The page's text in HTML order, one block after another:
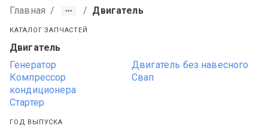
Главная / / Двигатель
КАТАЛОГ ЗАПЧАСТЕЙ
Двигатель
Генератор
Двигатель без навесного
Компрессор
кондиционера
Свап
Стартер
ГОД ВЫПУСКА